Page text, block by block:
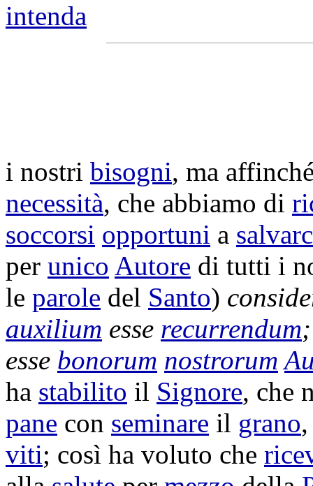
intenda
i nostri bisogni, ma
necessità, che abbiamo di
soccorsi opportuni a
per unico Autore di tutti i
le parole del Santo)
auxilium esse recurrendum
esse bonorum nostrorum
ha stabilito il Signore, che
pane con seminare il grano
viti; così ha voluto che